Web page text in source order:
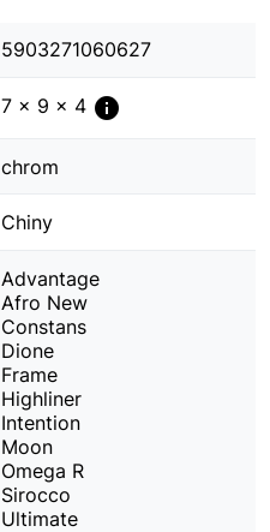
5903271060627
7 x 9 x 4 info
chrom
Chiny
Advantage
Afro New
Constans
Dione
Frame
Highliner
Intention
Moon
Omega R
Sirocco
Ultimate